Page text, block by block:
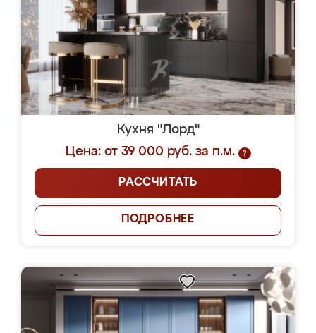
Кухня "Лорд"
Цена: от 39 000 руб. за п.м.
?
РАССЧИТАТЬ
ПОДРОБНЕЕ